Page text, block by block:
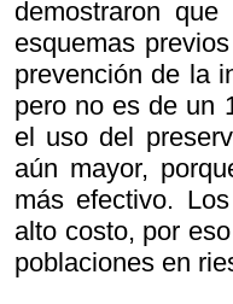
demostraron
esquemas
prevención de la
pero no es de un
el uso del
aún mayor,
más efectivo.
alto costo, por
poblaciones en